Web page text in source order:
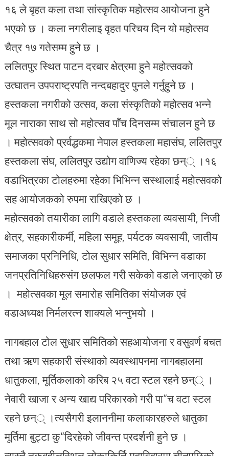
१६ ले बृहत कला तथा सांस्कृतिक महोत्सव आयोजना हुने
भएको छ । कला नगरीलाइ वृहत परिचय दिन यो महोत्सव
चैत्र १७ गतेसम्म हुने छ ।
ललितपुर स्थित पाटन दरबार क्षेत्रमा हुने महोत्सवको
उत्घातन उपपराष्ट्रपति नन्दबहादुर पुनले गर्नुहुने छ ।
हस्तकला नगरीको उत्सव, कला संस्कृतिको महोत्सव भन्ने
मूल नाराका साथ सो महोत्सव पाँच दिनसम्म संचालन हुने छ
। महोत्सवको प्रर्वद्धकमा नेपाल हस्तकला महासंघ, ललितपुर
हस्तकला संघ, ललितपुर उद्योग वाणिज्य रहेका छन्् ।१६
वडाभित्रका टोलहरुमा रहेका भिभिन्न सस्थालाई महोत्सवको
सह आयोजकको रुपमा राखिएको छ ।
महोत्सवको तयारीका लागि वडाले हस्तकला व्यवसायी, निजी
क्षेत्र, सहकारीकर्मी, महिला समूह, पर्यटक व्यवसायी, जातीय
समाजका प्रनिनिधि, टोल सुधार समिति, विभिन्न वडाका
जनप्रतिनिधिहरुसंग छलफल गरी सकेको वडाले जनाएको छ
। महोत्सवका मूल समारोह समितिका संयोजक एवं
वडाअध्यक्ष निर्मलरत्न शाक्यले भन्नुभयो ।
नागबहाल टोल सुधार समितिको सहआयोजना र वसुवर्ण बचत
तथा ऋण सहकारी संस्थाको व्यवस्थापनमा नागबहालमा
धातुकला, मूर्तिकलाको करिब २५ वटा स्टल रहने छन्् ।
नेवारी खाजा र अन्य खाद्य परिकारको गरी पा“च वटा स्टल
रहने छन्् ।त्यसैगरी इलाननीमा कलाकारहरुले धातुका
मूर्तिमा बुट्टा कु“दिरहेको जीवन्त प्रदर्शनी हुने छ ।